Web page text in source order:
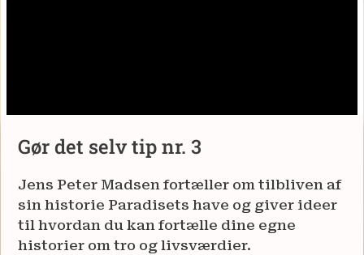
Gør det selv tip nr. 3
Jens Peter Madsen fortæller om tilbliven af
sin historie Paradisets have og giver ideer
til hvordan du kan fortælle dine egne
historier om tro og livsværdier.